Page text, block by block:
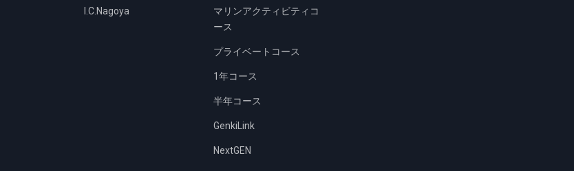
I.C.Nagoya
マリンアクティビティコ
ース
プライベートコース
1年コース
半年コース
GenkiLink
NextGEN